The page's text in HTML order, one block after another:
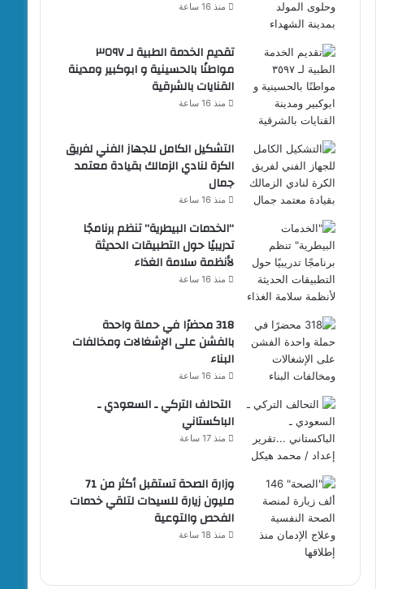
منذ 16 ساعة
تقديم الخدمة الطبية لـ ٣٥٩٧
مواطنًا بالحسينية و ابوكبير ومدينة
القنايات بالشرقية
منذ 16 ساعة
التشكيل الكامل للجهاز الفني لفريق
الكرة لنادي الزمالك بقيادة معتمد
جمال
منذ 16 ساعة
“الخدمات البيطرية” تنظم برنامجًا
تدريبيًا حول التطبيقات الحديثة
لأنظمة سلامة الغذاء
منذ 16 ساعة
318 محضرًا في حملة واحدة
بالفشن على الإشغالات ومخالفات
البناء
منذ 16 ساعة
التحالف التركي ـ السعودي ـ
الباكستاني
منذ 17 ساعة
وزارة الصحة تستقبل أكثر من 71
مليون زيارة للسيدات لتلقي خدمات
الفحص والتوعية
منذ 18 ساعة